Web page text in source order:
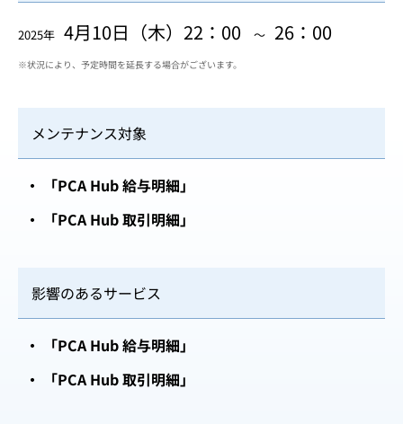
2025年 4月10日（木）22：00 ～ 26：00
※状況により、予定時間を延長する場合がございます。
メンテナンス対象
「PCA Hub 給与明細」
「PCA Hub 取引明細」
影響のあるサービス
「PCA Hub 給与明細」
「PCA Hub 取引明細」